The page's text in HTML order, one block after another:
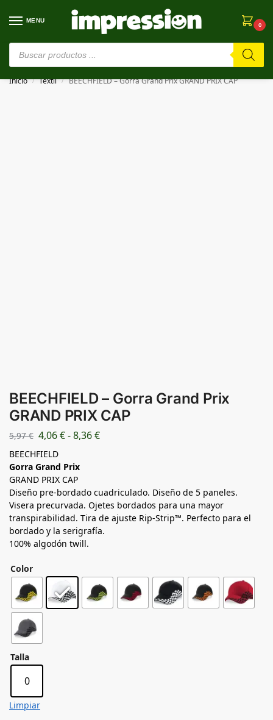
MENU
0
⚠️ Estamos en pruebas. Si algo falla, ¡Perdón!⚠️
Inicio / Textil / BEECHFIELD – Gorra Grand Prix GRAND PRIX CAP
BEECHFIELD – Gorra Grand Prix
GRAND PRIX CAP
5,97€ 4,06€-8,36€
BEECHFIELD
Gorra Grand Prix
GRAND PRIX CAP
Diseño pre-bordado cuadriculado. Diseño de 5 paneles.
Visera precurvada. Ojetes bordados para una mayor
transpirabilidad. Tira de ajuste Rip-Strip™. Perfecto para el
bordado y la serigrafía.
100% algodón twill.
Color
Talla
0
Limpiar